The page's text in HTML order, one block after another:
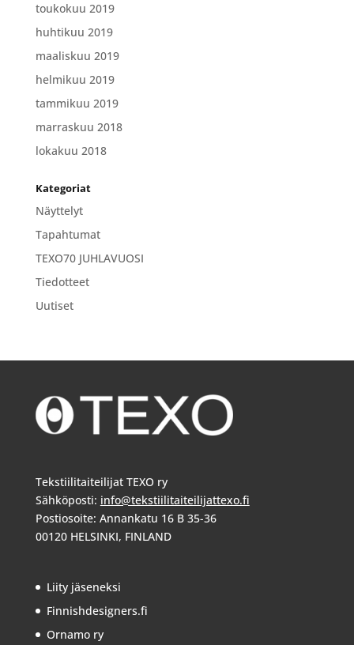
toukokuu 2019
huhtikuu 2019
maaliskuu 2019
helmikuu 2019
tammikuu 2019
marraskuu 2018
lokakuu 2018
Kategoriat
Näyttelyt
Tapahtumat
TEXO70 JUHLAVUOSI
Tiedotteet
Uutiset
Tekstiilitaiteilijat TEXO ry
Sähköposti: info@tekstiilitaiteilijattexo.fi
Postiosoite: Annankatu 16 B 35-36
00120 HELSINKI, FINLAND
Liity jäseneksi
Finnishdesigners.fi
Ornamo ry